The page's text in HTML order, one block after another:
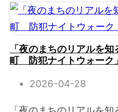
「夜のまちのリアルを
町 防犯ナイトウォーク」
2026-04-28